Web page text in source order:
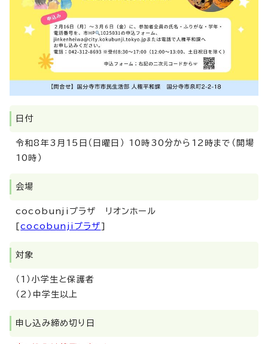
日付
令和8年3月15日（日曜日） 10時30分から12時まで（開場
10時）
会場
cocobunjiプラザ リオンホール
[cocobunjiプラザ ]
対象
（1）小学生と保護者
（2）中学生以上
申し込み締め切り日